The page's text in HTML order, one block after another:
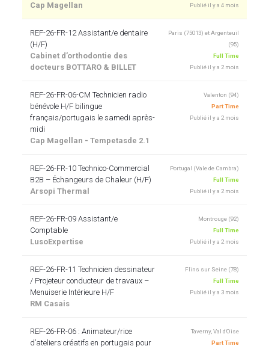
Cap Magellan
Publié il y a 4 mois
REF-26-FR-12 Assistant/e dentaire
(H/F)
Cabinet d’orthodontie des
docteurs BOTTARO & BILLET
Paris (75013) et Argenteuil
(95)
Full Time
Publié il y a 2 mois
REF-26-FR-06-CM Technicien radio
bénévole H/F bilingue
français/portugais le samedi après-
midi
Cap Magellan - Tempetasde 2.1
Valenton (94)
Part Time
Publié il y a 2 mois
REF-26-FR-10 Technico-Commercial
B2B – Échangeurs de Chaleur (H/F)
Arsopi Thermal
Portugal (Vale de Cambra)
Full Time
Publié il y a 2 mois
REF-26-FR-09 Assistant/e
Comptable
LusoExpertise
Montrouge (92)
Full Time
Publié il y a 2 mois
REF-26-FR-11 Technicien dessinateur
/ Projeteur conducteur de travaux –
Menuiserie Intérieure H/F
RM Casais
Flins sur Seine (78)
Full Time
Publié il y a 3 mois
REF-26-FR-06 : Animateur/rice
d’ateliers créatifs en portugais pour
Taverny, Val d'Oise
Part Time